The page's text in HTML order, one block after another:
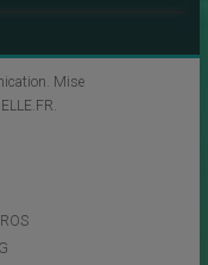
. Mise
.